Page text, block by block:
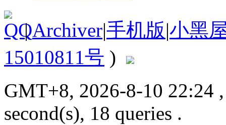
| Archiver|手机版|小黑
15010811号 )
GMT+8, 2026-8-10 22:24
second(s), 18 queries .